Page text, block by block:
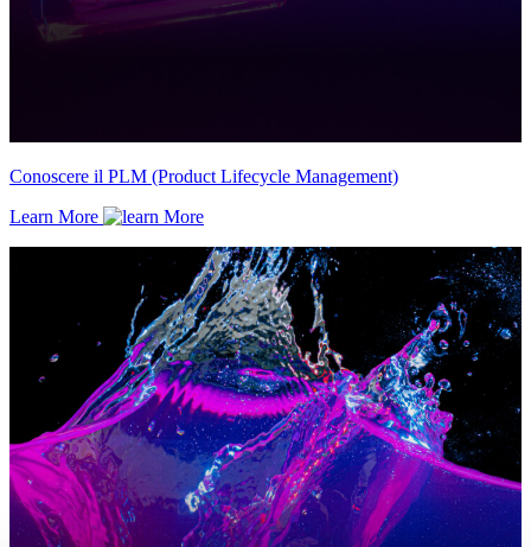
Conoscere il PLM (Product Lifecycle Management)
Learn More